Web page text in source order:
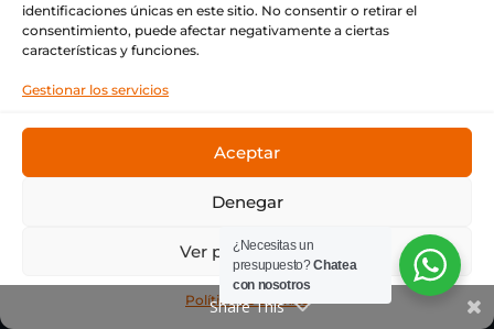
identificaciones únicas en este sitio. No consentir o retirar el
consentimiento, puede afectar negativamente a ciertas
características y funciones.
Gestionar los servicios
Aceptar
Denegar
Ver preferencias
Política de cookies
EVOLUCIÓN CONSTANTE
PARA UN SERVICIO
SUPERIOR
Con el firme propósito de mejorar tu experiencia,
herramientas sin perder la esencia que nos ha
caracterizado a lo largo de los años. Actualmente,
nuestra página web se encuentra en
mantenimiento, pero muy pronto lanzaremos
una nueva versión que te permitirá acceder de
Share This
¿Necesitas un
presupuesto?Chatea
con nosotros